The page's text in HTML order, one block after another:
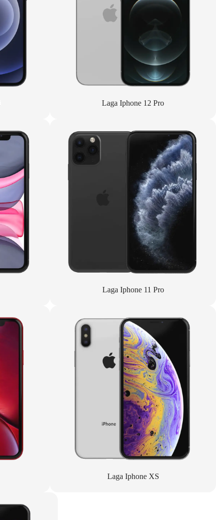
Laga Iphone 12 Pro
Laga Iphone 11 Pro
Laga Iphone XS